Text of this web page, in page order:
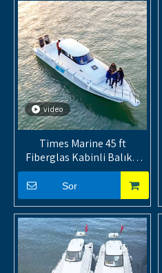
video
Times Marine 45 ft
Fiberglas Kabinli Balıkçı
Teknesi – 12 Yolcu Açık
Deniz Yatı
Sor